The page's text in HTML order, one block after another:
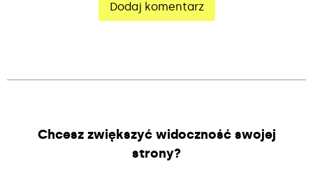
Chcesz zwiększyć widoczność swojej
strony?